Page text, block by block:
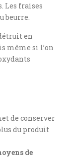
Les fraises
beurre.
en
même si l’on
de conserver
du produit
de